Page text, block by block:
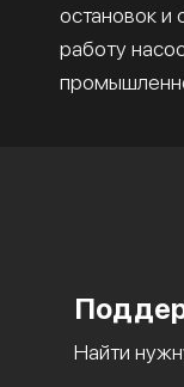
остановок и
работу
Найти